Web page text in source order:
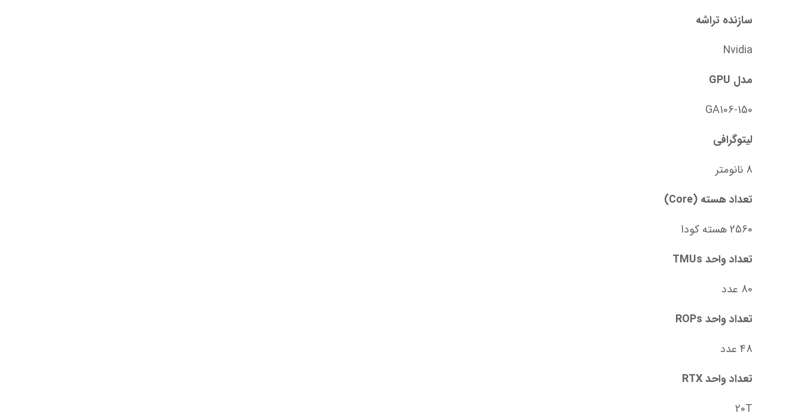
سازنده تراشه
Nvidia
مدل GPU
GA106-150
لیتوگرافی
8 نانومتر
تعداد هسته (Core)
2560 هسته کودا
تعداد واحد TMUs
80 عدد
تعداد واحد ROPs
48 عدد
تعداد واحد RTX
20T